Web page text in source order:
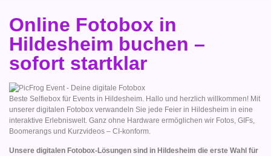
Online Fotobox in
Hildesheim buchen –
sofort startklar
Beste Selfiebox für Events in Hildesheim. Hallo und herzlich willkommen! Mit
unserer digitalen Fotobox verwandeln Sie jede Feier in Hildesheim in eine
interaktive Erlebniswelt. Ganz ohne Hardware ermöglichen wir Fotos, GIFs,
Boomerangs und Kurzvideos – CI-konform.
Unsere digitalen Fotobox-Lösungen sind in Hildesheim die erste Wahl für